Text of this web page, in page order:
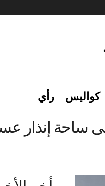
كواليس رأي
ساحة إنذار